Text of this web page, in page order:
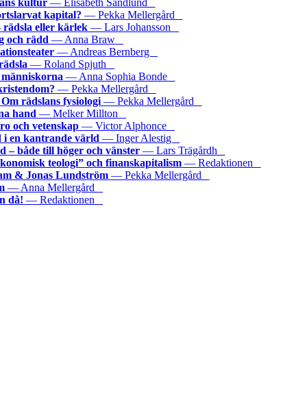
kultur— Elisabeth Sandlund
kapital? — Pekka Mellergård
rädsla eller kärlek — Lars Johansson
och rädd — Anna Braw
— Andreas Bernberg
— Roland Spjuth
— Anna Sophia Bonde
— Pekka Mellergård
rädslans fysiologi— Pekka Mellergård
hand — Melker Millton
och vetenskap — Victor Alphonce
i en kantrande värld — Inger Alestig
– både till höger och vänster— Lars Trägårdh
teologi” och finanskapitalism— Redaktionen
& Jonas Lundström— Pekka Mellergård
— Anna Mellergård
då! — Redaktionen